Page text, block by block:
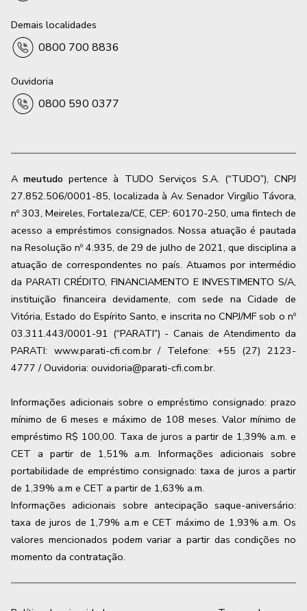
Demais localidades
0800 700 8836
Ouvidoria
0800 590 0377
Ameutudo pertence à TUDO Serviços S.A. (“TUDO”), CNPJ
27.852.506/0001-85, localizada à Av. Senador Virgílio Távora,
nº 303, Meireles, Fortaleza/CE, CEP: 60170-250, uma fintech de
acesso a empréstimos consignados. Nossa atuação é pautada
na Resolução nº 4.935, de 29 de julho de 2021, que disciplina a
atuação de correspondentes no país. Atuamos por intermédio
da PARATI CRÉDITO, FINANCIAMENTO E INVESTIMENTO S/A,
instituição financeira devidamente, com sede na Cidade de
Vitória, Estado do Espírito Santo, e inscrita no CNPJ/MF sob o nº
03.311.443/0001-91 (“PARATI”) - Canais de Atendimento da
PARATI: www.parati-cfi.com.br / Telefone: +55 (27) 2123-
4777 / Ouvidoria: ouvidoria@parati-cfi.com.br.
Informações adicionais sobre o empréstimo consignado: prazo
mínimo de 6 meses e máximo de 108 meses. Valor mínimo de
empréstimo R$ 100,00. Taxa de juros a partir de 1,39% a.m. e
CET a partir de 1,51% a.m. Informações adicionais sobre
portabilidade de empréstimo consignado: taxa de juros a partir
de 1,39% a.m e CET a partir de 1,63% a.m.
Informações adicionais sobre antecipação saque-aniversário:
taxa de juros de 1,79% a.m e CET máximo de 1,93% a.m. Os
valores mencionados podem variar a partir das condições no
momento da contratação.